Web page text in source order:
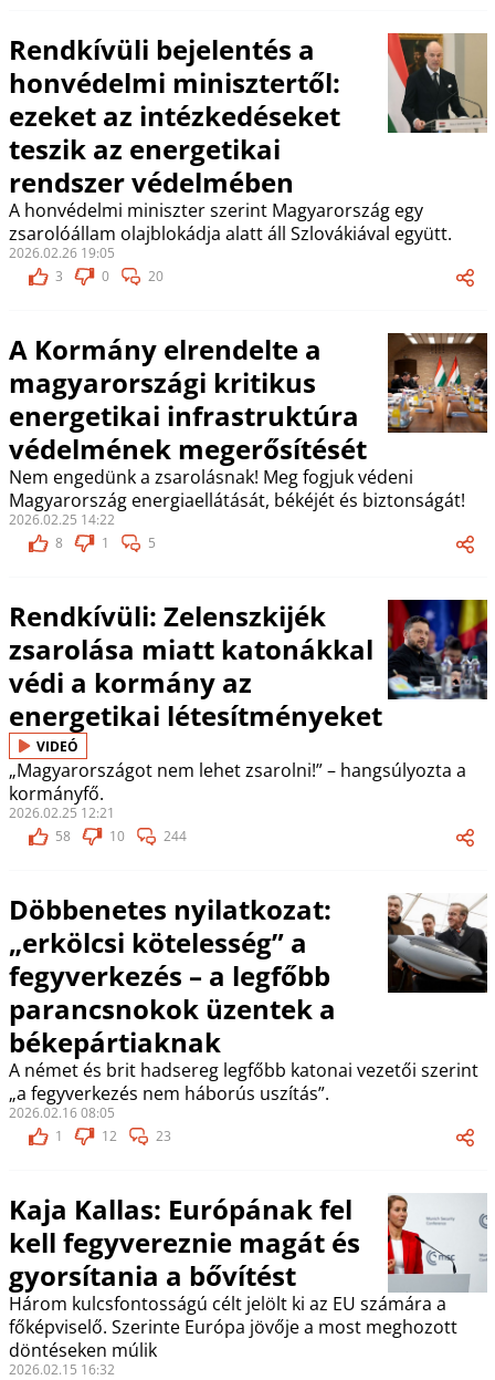
Rendkívüli bejelentés a
honvédelmi minisztertől:
ezeket az intézkedéseket
teszik az energetikai
rendszer védelmében
A honvédelmi miniszter szerint Magyarország egy
zsarolóállam olajblokádja alatt áll Szlovákiával együtt.
2026.02.26 19:05
3
0 20
A Kormány elrendelte a
magyarországi kritikus
energetikai infrastruktúra
védelmének megerősítését
Nem engedünk a zsarolásnak! Meg fogjuk védeni
Magyarország energiaellátását, békéjét és biztonságát!
2026.02.25 14:22
8
1 5
Rendkívüli: Zelenszkijék
zsarolása miatt katonákkal
védi a kormány az
energetikai létesítményeket
VIDEÓ
„Magyarországot nem lehet zsarolni!” – hangsúlyozta a
kormányfő.
2026.02.25 12:21
58
10 244
Döbbenetes nyilatkozat:
„erkölcsi kötelesség” a
fegyverkezés – a legfőbb
parancsnokok üzentek a
békepártiaknak
A német és brit hadsereg legfőbb katonai vezetői szerint
„a fegyverkezés nem háborús uszítás”.
2026.02.16 08:05
1
12 23
Kaja Kallas: Európának fel
kell fegyvereznie magát és
gyorsítania a bővítést
Három kulcsfontosságú célt jelölt ki az EU számára a
főképviselő. Szerinte Európa jövője a most meghozott
döntéseken múlik
2026.02.15 16:32